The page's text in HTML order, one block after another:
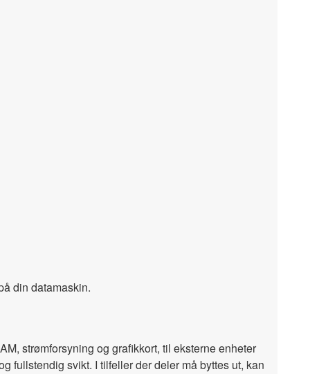
din datamaskin.
strømforsyning og grafikkort, til eksterne enheter
fullstendig svikt. I tilfeller der deler må byttes ut, kan